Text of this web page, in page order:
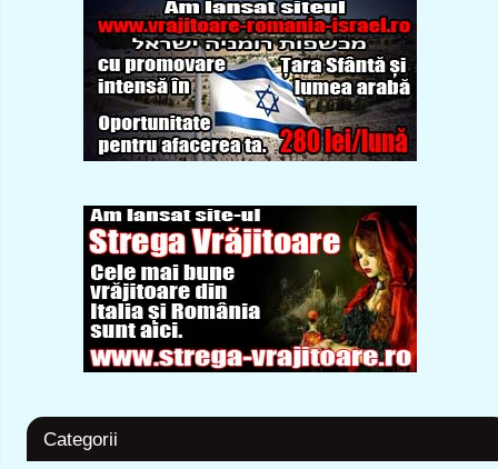
Categorii